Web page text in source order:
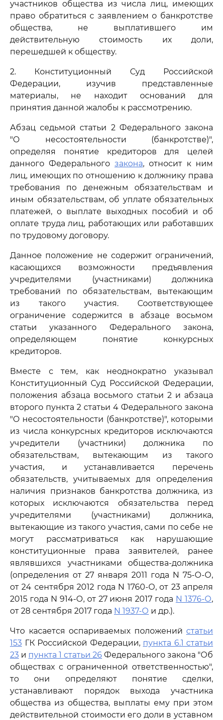
участников общества из числа лиц, имеющих
право обратиться с заявлением о банкротстве
общества, не выплатившего им
действительную стоимость их доли,
перешедшей к обществу.
2. Конституционный Суд Российской
Федерации, изучив представленные
материалы, не находит оснований для
принятия данной жалобы к рассмотрению.
Абзац седьмой статьи 2 Федерального закона
"О несостоятельности (банкротстве)",
определяя понятие кредиторов для целей
данного Федерального закона, относит к ним
лиц, имеющих по отношению к должнику права
требования по денежным обязательствам и
иным обязательствам, об уплате обязательных
платежей, о выплате выходных пособий и об
оплате труда лиц, работающих или работавших
по трудовому договору.
Данное положение не содержит ограничений,
касающихся возможности предъявления
учредителями (участниками) должника
требований по обязательствам, вытекающим
из такого участия. Соответствующее
ограничение содержится в абзаце восьмом
статьи указанного Федерального закона,
определяющем понятие конкурсных
кредиторов.
Вместе с тем, как неоднократно указывал
Конституционный Суд Российской Федерации,
положения абзаца восьмого статьи 2 и абзаца
второго пункта 2 статьи 4 Федерального закона
"О несостоятельности (банкротстве)", которыми
из числа конкурсных кредиторов исключаются
учредители (участники) должника по
обязательствам, вытекающим из такого
участия, и устанавливается перечень
обязательств, учитываемых для определения
наличия признаков банкротства должника, из
которых исключаются обязательства перед
учредителями (участниками) должника,
вытекающие из такого участия, сами по себе не
могут рассматриваться как нарушающие
конституционные права заявителей, ранее
являвшихся участниками общества-должника
(определения от 27 января 2011 года N 75-О-О,
от 24 сентября 2012 года N 1760-О, от 23 апреля
2015 года N 914-О, от 27 июня 2017 года N 1376-О,
от 28 сентября 2017 года N 1937-О и др.).
Что касается оспариваемых положений статьи
153 ГК Российской Федерации, пункта 6.1 статьи
23 и пункта 1 статьи 26 Федерального закона "Об
обществах с ограниченной ответственностью",
то они определяют понятие сделки,
устанавливают порядок выхода участника
общества из общества, выплаты ему при этом
действительной стоимости его доли в уставном